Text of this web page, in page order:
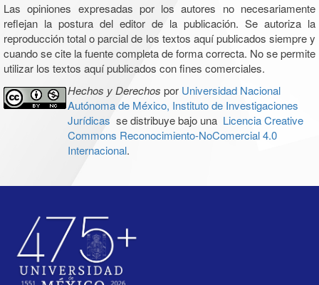
Las opiniones expresadas por los autores no necesariamente
reflejan la postura del editor de la publicación. Se autoriza la
reproducción total o parcial de los textos aquí publicados siempre y
cuando se cite la fuente completa de forma correcta. No se permite
utilizar los textos aquí publicados con fines comerciales.
Hechos y Derechos por Universidad Nacional
Autónoma de México, Instituto de Investigaciones
Jurídicas se distribuye bajo una Licencia Creative
Commons Reconocimiento-NoComercial 4.0
Internacional.